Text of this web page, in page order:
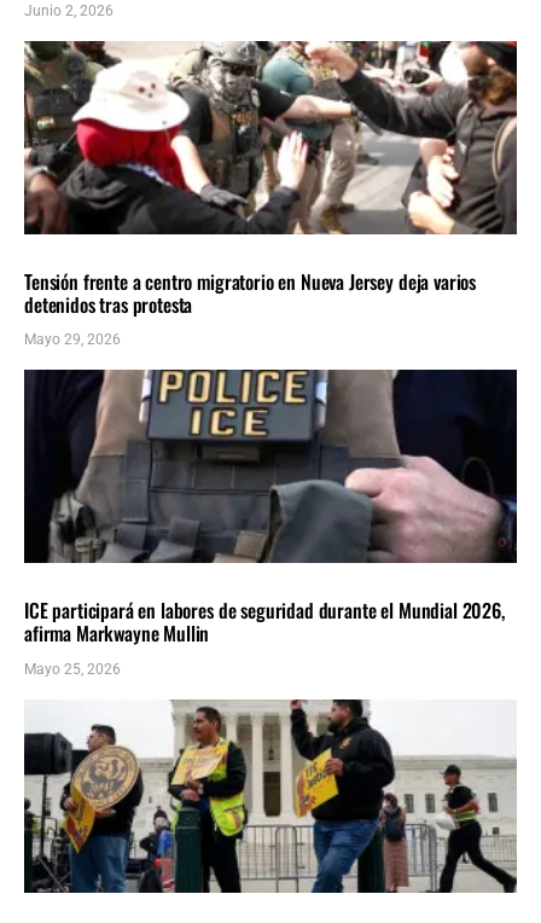
Junio 2, 2026
Tensión frente a centro migratorio en Nueva Jersey deja varios
detenidos tras protesta
Mayo 29, 2026
ICE participará en labores de seguridad durante el Mundial 2026,
afirma Markwayne Mullin
Mayo 25, 2026